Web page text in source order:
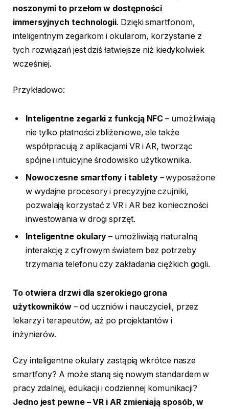
noszonymi to przełom w dostępności
immersyjnych technologii. Dzięki smartfonom,
inteligentnym zegarkom i okularom, korzystanie z
tych rozwiązań jest dziś łatwiejsze niż kiedykolwiek
wcześniej.
Przykładowo:
Inteligentne zegarki z funkcją NFC – umożliwiają
nie tylko płatności zbliżeniowe, ale także
współpracują z aplikacjami VR i AR, tworząc
spójne i intuicyjne środowisko użytkownika.
Nowoczesne smartfony i tablety– wyposażone
w wydajne procesory i precyzyjne czujniki,
pozwalają korzystać z VR i AR bez konieczności
inwestowania w drogi sprzęt.
Inteligentne okulary – umożliwiają naturalną
interakcję z cyfrowym światem bez potrzeby
trzymania telefonu czy zakładania ciężkich gogli.
To otwiera drzwi dla szerokiego grona
użytkowników – od uczniów i nauczycieli, przez
lekarzy i terapeutów, aż po projektantów i
inżynierów.
Czy inteligentne okulary zastąpią wkrótce nasze
smartfony? A może staną się nowym standardem w
pracy zdalnej, edukacji i codziennej komunikacji?
Jedno jest pewne – VR i AR zmieniają sposób, w